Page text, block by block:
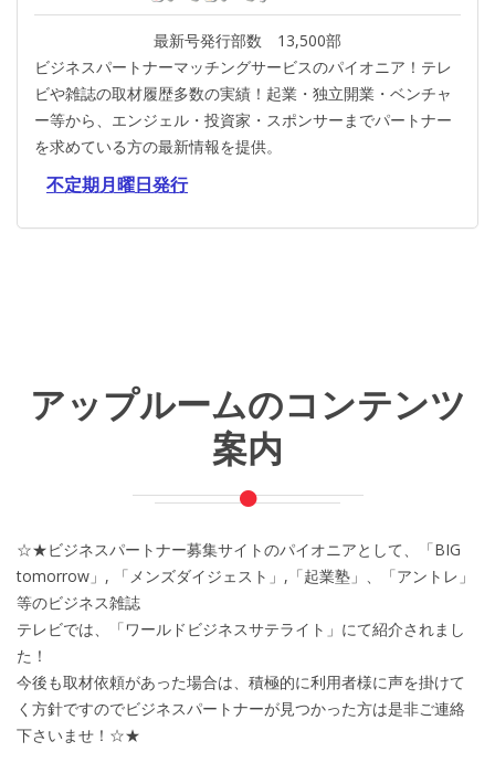
最新号発行部数 13,500部
ビジネスパートナーマッチングサービスのパイオニア！テレ
ビや雑誌の取材履歴多数の実績！起業・独立開業・ベンチャ
ー等から、エンジェル・投資家・スポンサーまでパートナー
を求めている方の最新情報を提供。
アップルームのコンテンツ
案内
☆★ビジネスパートナー募集サイトのパイオニアとして、「BIG
tomorrow」, 「メンズダイジェスト」,「起業塾」、「アントレ」
等のビジネス雑誌
テレビでは、「ワールドビジネスサテライト」にて紹介されまし
た！
今後も取材依頼があった場合は、積極的に利用者様に声を掛けて
く方針ですのでビジネスパートナーが見つかった方は是非ご連絡
下さいませ！☆★